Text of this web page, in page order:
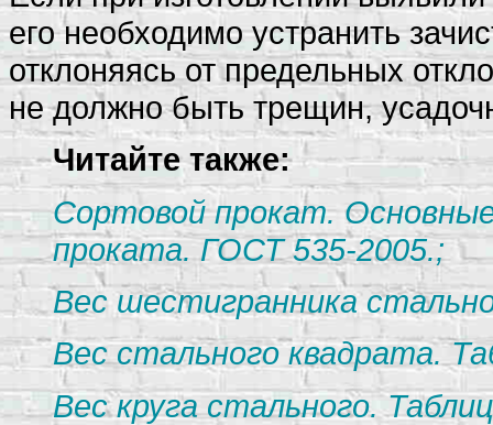
его необходимо устранить
отклоняясь от предельных
не должно быть трещин,
Читайте также:
Сортовой прокат.
проката. ГОСТ 535-2005.;
Вес шестигранника
Вес стального квадрата.
Вес круга стального.